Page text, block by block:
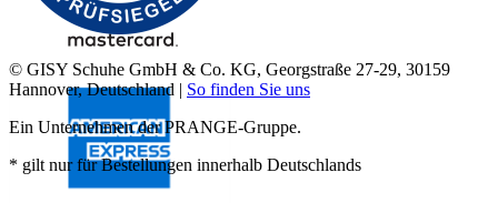
© GISY Schuhe GmbH & Co. KG, Georgstraße 27-29, 30159
Hannover, Deutschland | So finden Sie uns
Ein Unternehmen der PRANGE-Gruppe.
* gilt nur für Bestellungen innerhalb Deutschlands